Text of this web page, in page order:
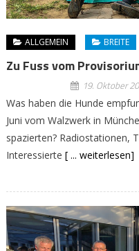
ALLGEMEIN BREITE
Zu Fuss vom
19. Oktober
Was haben die Hunde
Juni vom Walzwerk in
spazierten? Radiostationen,
Interessierte [ ... weiterlesen]